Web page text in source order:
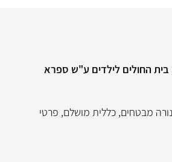
בית החולים לילדים ע"ש ספרא
מבטחים, כללית מושלם, פרטי